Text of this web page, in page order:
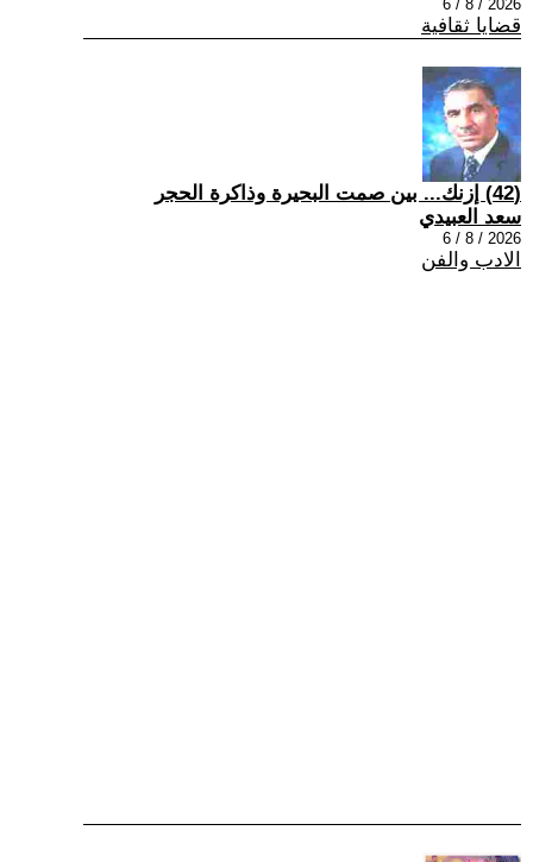
2026 / 8 / 6
قضايا ثقافية
(42) إزنك... بين صمت البحيرة وذاكرة الحجر
سعد العبيدي
2026 / 8 / 6
الادب والفن